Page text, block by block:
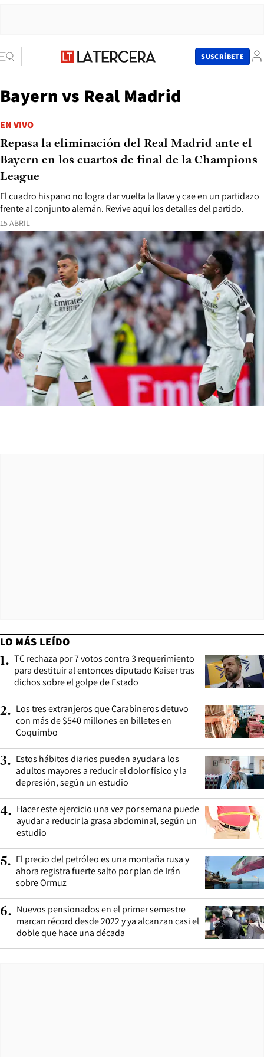
SUSCRÍBETE
Bayern vs Real Madrid
15 ABRIL
EN VIVO
El cuadro hispano no logra dar vuelta la llave y cae en un partidazo
frente al conjunto alemán. Revive aquí los detalles del partido.
Repasa la eliminación del Real Madrid ante el
Bayern en los cuartos de final de la Champions
League
LO MÁS LEÍDO
1. TC rechaza por 7 votos contra 3 requerimiento
para destituir al entonces diputado Kaiser tras
dichos sobre el golpe de Estado
2. Los tres extranjeros que Carabineros detuvo
con más de $540 millones en billetes en
Coquimbo
3. Estos hábitos diarios pueden ayudar a los
adultos mayores a reducir el dolor físico y la
depresión, según un estudio
4. Hacer este ejercicio una vez por semana puede
ayudar a reducir la grasa abdominal, según un
estudio
5. El precio del petróleo es una montaña rusa y
ahora registra fuerte salto por plan de Irán
sobre Ormuz
6. Nuevos pensionados en el primer semestre
marcan récord desde 2022 y ya alcanzan casi el
doble que hace una década